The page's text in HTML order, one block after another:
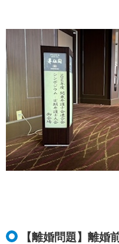
【離婚問題】離婚